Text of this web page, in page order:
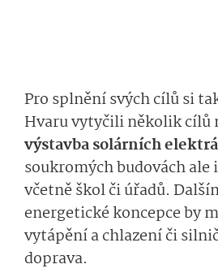
Pro splnění svých cílů si
Hvaru vytyčili několik cílů
výstavba solárních
soukromých budovách ale
včetně škol či úřadů.
energetické koncepce by
vytápění a chlazení či
doprava.